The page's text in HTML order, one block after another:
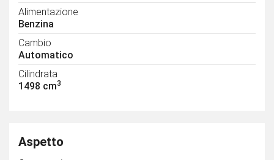
Alimentazione
Benzina
Cambio
Automatico
Cilindrata
1498 cm3
Aspetto